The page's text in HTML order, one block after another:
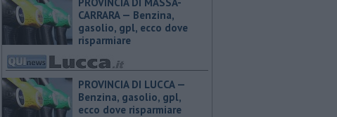
CARRARA — ​Benzina,
gasolio, gpl, ecco dove
risparmiare
PROVINCIA DI LUCCA — ​
Benzina, gasolio, gpl,
ecco dove risparmiare